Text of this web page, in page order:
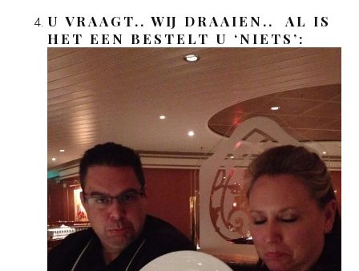
U VRAAGT.. WIJ DRAAIEN.. AL IS
HET EEN BESTELT U ‘NIETS’: